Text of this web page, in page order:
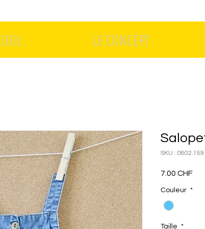
LE CONCEPT
SKU : 0802.159
7.00 CHFPrix
Couleur *
Taille *